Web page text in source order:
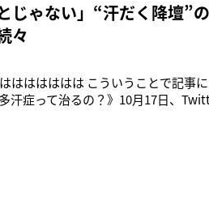
じゃない」“汗だく降壇”
々
はははははは こういうことで記事
汗症って治るの？》10月17日、
」というトークテーマに対して、